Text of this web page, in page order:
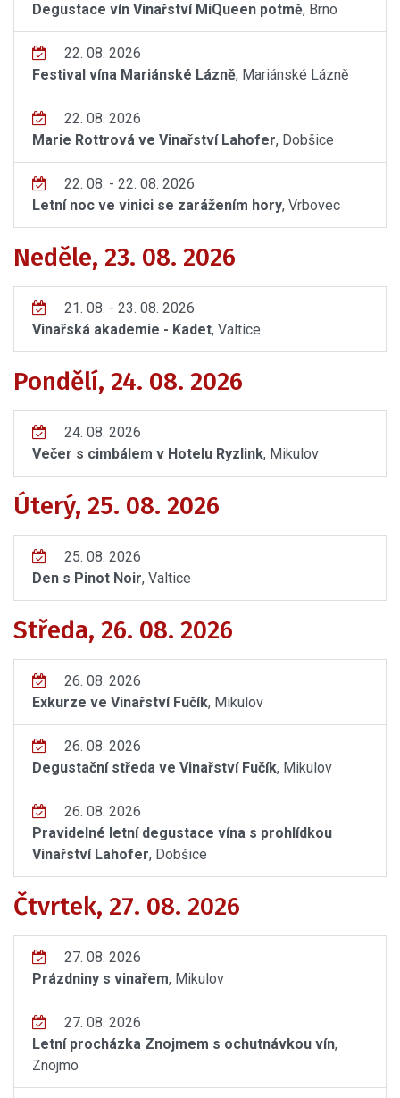
Degustace vín Vinařství MiQueen potmě, Brno
22. 08. 2026
Festival vína Mariánské Lázně, Mariánské Lázně
22. 08. 2026
Marie Rottrová ve Vinařství Lahofer, Dobšice
22. 08. - 22. 08. 2026
Letní noc ve vinici se zarážením hory, Vrbovec
Neděle, 23. 08. 2026
21. 08. - 23. 08. 2026
Vinařská akademie - Kadet, Valtice
Pondělí, 24. 08. 2026
24. 08. 2026
Večer s cimbálem v Hotelu Ryzlink, Mikulov
Úterý, 25. 08. 2026
25. 08. 2026
Den s Pinot Noir, Valtice
Středa, 26. 08. 2026
26. 08. 2026
Exkurze ve Vinařství Fučík, Mikulov
26. 08. 2026
Degustační středa ve Vinařství Fučík, Mikulov
26. 08. 2026
Pravidelné letní degustace vína s prohlídkou
Vinařství Lahofer, Dobšice
Čtvrtek, 27. 08. 2026
27. 08. 2026
Prázdniny s vinařem, Mikulov
27. 08. 2026
Letní procházka Znojmem s ochutnávkou vín,
Znojmo